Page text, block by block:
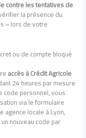
contre les tentatives de
la présence du
» lors de votre
ou de compte bloqué
accès à Crédit Agricole
24 heures par mesure
code personnel, vous
via le formulaire
locale à Lyon,
nouveau code par